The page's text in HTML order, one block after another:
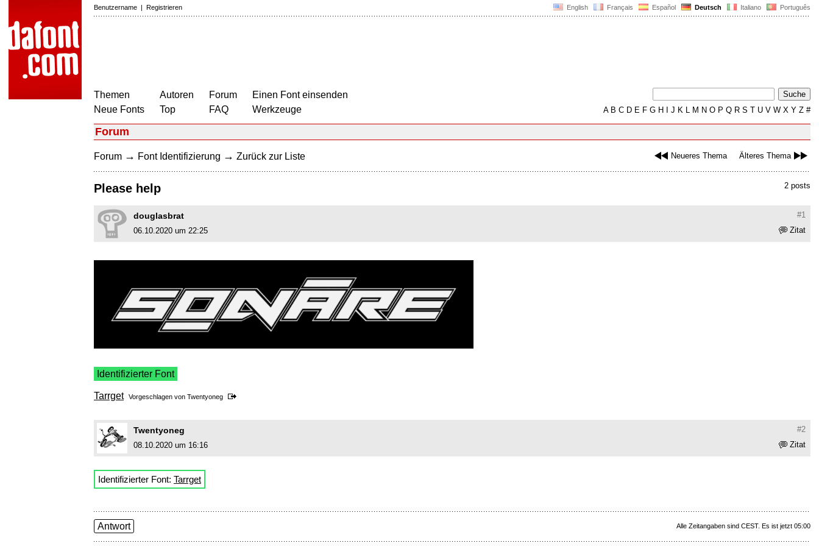
English Français Español Deutsch Italiano Português
Benutzername | Registrieren
Themen
Neue Fonts
Autoren
Top
Forum
FAQ
Einen Font einsenden
Werkzeuge
AB C D E F G H J K L M N O P Q R S T U V W X Y Z #
Forum
Neueres Thema Älteres Thema
Forum → Font Identifizierung → Zurück zur Liste
2 posts
Please help
#1
douglasbrat
Zitat
06.10.2020 um 22:25
Identifizierter Font
Tarrget Vorgeschlagen von Twentyoneg
#2
Twentyoneg
Zitat
08.10.2020 um 16:16
Identifizierter Font: Tarrget
Alle Zeitangaben sind CEST. Es ist jetzt 05:00
Antwort